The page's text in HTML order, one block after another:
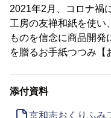
2021年2月、コロナ禍
工房の友禅和紙を使い
ものを信念に商品開発
を贈るお手紙つつみ【
添付資料
京和志おくりふみ